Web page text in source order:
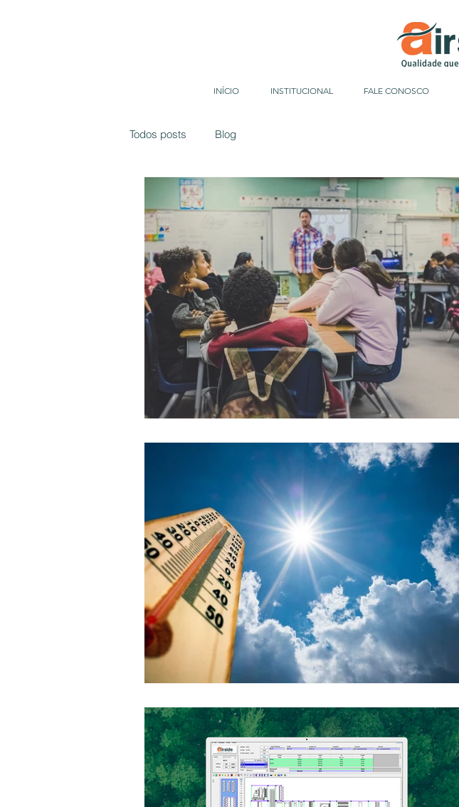
INÍCIO INSTITUCIONAL FALE CONOSCO
Todos posts Blog